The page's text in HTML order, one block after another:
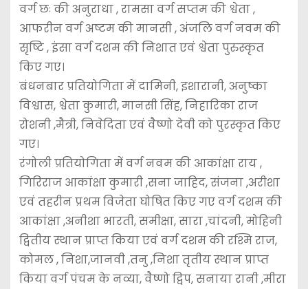
वर्ग छः की अनुराधा , रामसा वर्ग सप्तम की श्वेता ,
आफरीन वर्ग अष्टम की मानसी , अंजलि वर्ग नवम की
सृष्टि , इंसा वर्ग दशम की निशात एवं श्वेता पुरुस्कृत
किए गए।
बंधनबार प्रतियोगिता में दामिनी, इशारानी, अनुष्का
विश्वास, श्वेता कुमारी, मानसी सिंह, निहारिका राज
रोशनी ,मैत्री, निवेदिता एवं वैष्णो देवी को पुरस्कृत किए
गए।
रंगोली प्रतियोगिता में वर्ग नवम की आकांक्षा राय ,
गिरिराज आकांक्षा कुमारी ,सना जाहिद, संजना ,अरीशा
एवं तहरीन प्रथम विजेता घोषित किए गए वर्ग दशम की
आकांक्षा ,अनीशा भारती, समीक्षा, सारा ,चांदनी, मोहिनी
द्वितीय स्थान प्राप्त किया एवं वर्ग दशम की रश्मि राज,
कोमल , निशा,जानवी ,तनु ,निशा तृतीय स्थान प्राप्त
किया वर्ग पंचम के नव्या, वैष्णो द्विप, सनाया रानी ,मीरा